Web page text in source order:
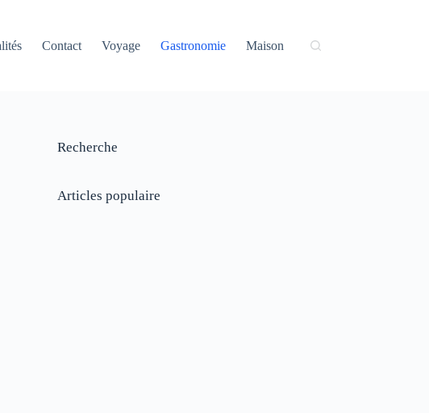
Contact Voyage Gastronomie Maison
Recherche
Articles populaire